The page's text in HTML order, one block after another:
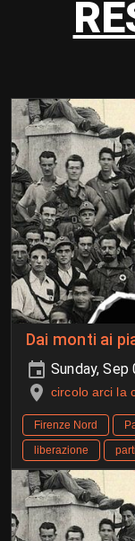
Dai monti ai
Sunday,
circolo arci la
Firenze Nord
liberazione